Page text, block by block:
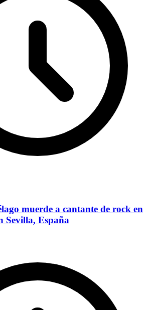
muerde a cantante de rock en
Sevilla, España